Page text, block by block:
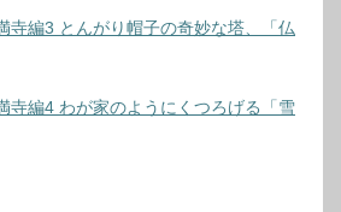
寺編3 とんがり帽子の奇妙な塔、「仏
寺編4 わが家のようにくつろげる「雪